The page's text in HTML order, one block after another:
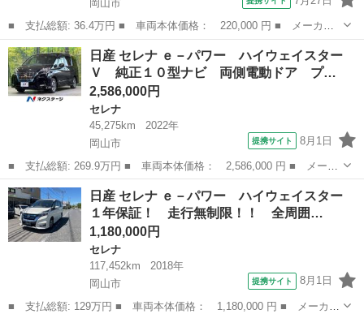
岡山市
■ 支払総額: 36.4万円 ■ 車両本体価格： 220,000 円 ■ メーカー
名： 日産 ■ 車種名： セレナ ■ グレード名： ハイウェイスタ
ーＧ Ｓ－ハイブリッド メモリーナビ フルセグＴＶ ＤＶＤ再
生 Ｂｌｕｅｔ...
岡山 岡山市 セレナ
日産 セレナ ｅ－パワー ハイウェイスター
Ｖ 純正１０型ナビ 両側電動ドア プ…
2,586,000円
セレナ
45,275km
2022年
岡山市
提携サイト 8月1日
■ 支払総額: 269.9万円 ■ 車両本体価格： 2,586,000 円 ■ メーカ
ー名： 日産 ■ 車種名： セレナ ■ グレード名： ｅ－パワー
ハイウェイスターＶ 純正１０型ナビ 両側電動ドア プロパイロッ
ト デジ...
岡山 岡山市 セレナ
日産 セレナ ｅ－パワー ハイウェイスター
１年保証！ 走行無制限！！ 全周囲…
1,180,000円
セレナ
117,452km
2018年
岡山市
提携サイト 8月1日
■ 支払総額: 129万円 ■ 車両本体価格： 1,180,000 円 ■ メーカー